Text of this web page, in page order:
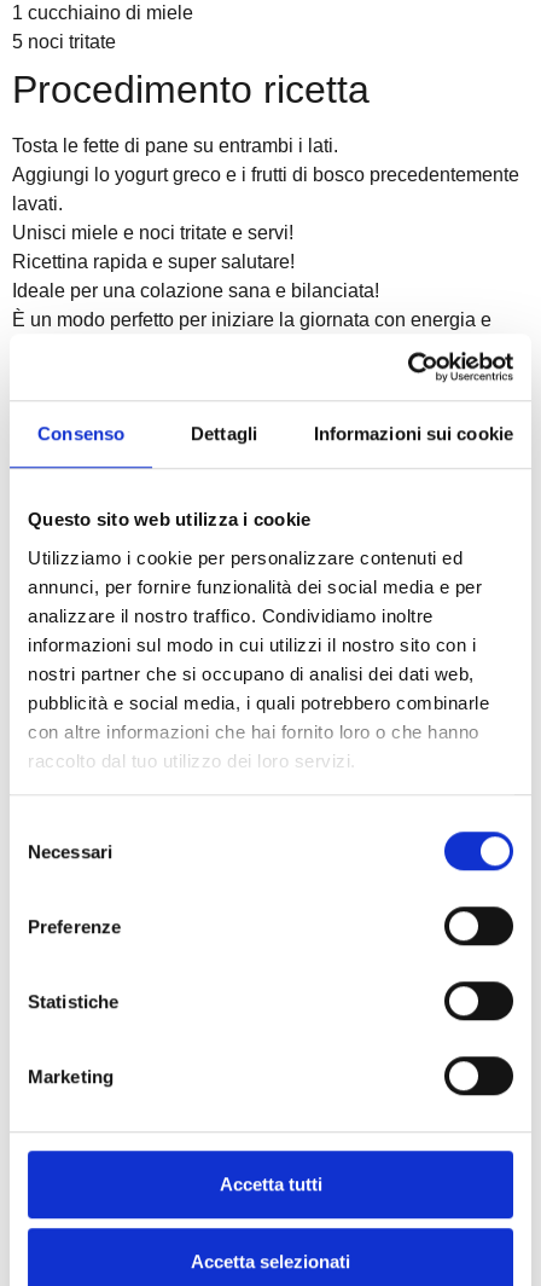
Consenso Dettagli Informazioni sui cookie
Questo sito web utilizza i cookie
Utilizziamo i cookie per personalizzare contenuti ed
annunci, per fornire funzionalità dei social media e per
analizzare il nostro traffico. Condividiamo inoltre
informazioni sul modo in cui utilizzi il nostro sito con i
nostri partner che si occupano di analisi dei dati web,
pubblicità e social media, i quali potrebbero combinarle
con altre informazioni che hai fornito loro o che hanno
raccolto dal tuo utilizzo dei loro servizi.
delNecessari
Preferenze
Statistiche
Marketing
Accetta tutti
Accetta selezionati
1 cucchiaino di miele
5 noci tritate
Procedimento ricetta
Tosta le fette di pane su entrambi i lati.
Aggiungi lo yogurt greco e i frutti di bosco precedentemente
lavati.
Unisci miele e noci tritate e servi!
Ricettina rapida e super salutare!
Ideale per una colazione sana e bilanciata!
È un modo perfetto per iniziare la giornata con energia e
Ogni ricetta va “tarata” sulla base del tuo piano alimentare
personalizzato in base all’obiettivo che hai concordato con il
Contatta il tuo nuovo Nutrizionista Oggi!
Vuoi migliorare la tua salute e il tuo benessere attraverso
una corretta alimentazione?
Un nutrizionista specializzato può guidarti verso abitudini
alimentari sane e bilanciate, personalizzate secondo le tue
esigenze specifiche.
Contattaci oggistesso
e inizia il tuo percorso verso il benessere!
Ti potrebbe interessare